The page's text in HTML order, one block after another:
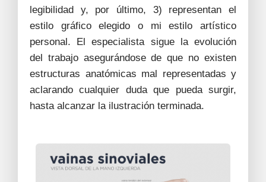
legibilidad y, por último, 3) representan el
estilo gráfico elegido o mi estilo artístico
personal. El especialista sigue la evolución
del trabajo asegurándose de que no existen
estructuras anatómicas mal representadas y
aclarando cualquier duda que pueda surgir,
hasta alcanzar la ilustración terminada.